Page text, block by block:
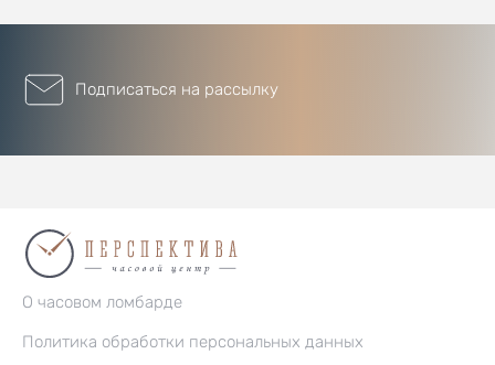
Подписаться на рассылку
О часовом ломбарде
Политика обработки персональных данных